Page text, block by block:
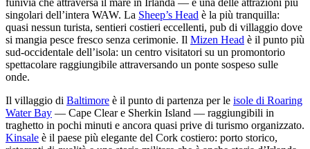
funivia che attraversa il mare in Irlanda — è una delle attrazioni più
singolari dell’intera WAW. La Sheep’s Head è la più tranquilla:
quasi nessun turista, sentieri costieri eccellenti, pub di villaggio dove
si mangia pesce fresco senza cerimonie. Il Mizen Head è il punto più
sud-occidentale dell’isola: un centro visitatori su un promontorio
spettacolare raggiungibile attraversando un ponte sospeso sulle
onde.
Il villaggio di Baltimore è il punto di partenza per le isole di Roaring
Water Bay — Cape Clear e Sherkin Island — raggiungibili in
traghetto in pochi minuti e ancora quasi prive di turismo organizzato.
Kinsale è il paese più elegante del Cork costiero: porto storico,